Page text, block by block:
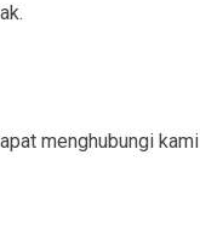
menghubungi kami